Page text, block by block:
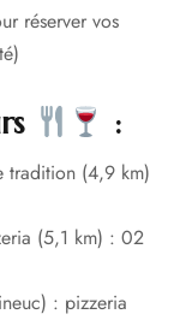
réserver vos
:
tradition (4,9 km)
(5,1 km) : 02
: pizzeria